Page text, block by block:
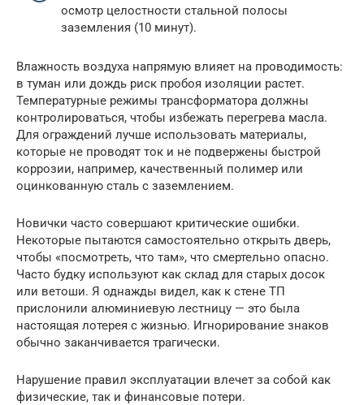
осмотр целостности стальной полосы
заземления (10 минут).
Влажность воздуха напрямую влияет на проводимость:
в туман или дождь риск пробоя изоляции растет.
Температурные режимы трансформатора должны
контролироваться, чтобы избежать перегрева масла.
Для ограждений лучше использовать материалы,
которые не проводят ток и не подвержены быстрой
коррозии, например, качественный полимер или
оцинкованную сталь с заземлением.
Новички часто совершают критические ошибки.
Некоторые пытаются самостоятельно открыть дверь,
чтобы «посмотреть, что там», что смертельно опасно.
Часто будку используют как склад для старых досок
или ветоши. Я однажды видел, как к стене ТП
прислонили алюминиевую лестницу — это была
настоящая лотерея с жизнью. Игнорирование знаков
обычно заканчивается трагически.
Нарушение правил эксплуатации влечет за собой как
физические, так и финансовые потери.